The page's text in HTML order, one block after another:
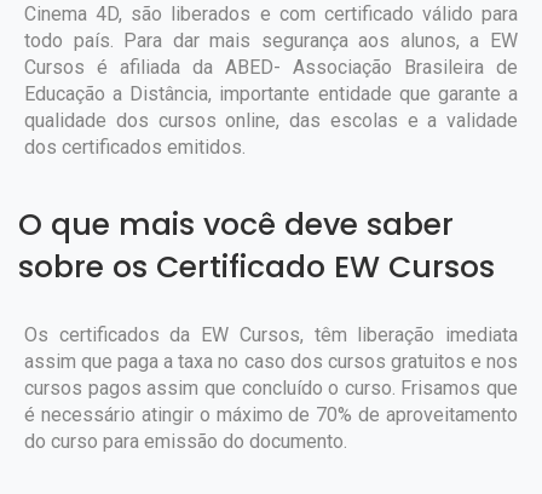
Cinema 4D, são liberados e com certificado válido para
todo país. Para dar mais segurança aos alunos, a EW
Cursos é afiliada da ABED- Associação Brasileira de
Educação a Distância, importante entidade que garante a
qualidade dos cursos online, das escolas e a validade
dos certificados emitidos.
O que mais você deve saber
sobre os Certificado EW Cursos
Os certificados da EW Cursos, têm liberação imediata
assim que paga a taxa no caso dos cursos gratuitos e nos
cursos pagos assim que concluído o curso. Frisamos que
é necessário atingir o máximo de 70% de aproveitamento
do curso para emissão do documento.